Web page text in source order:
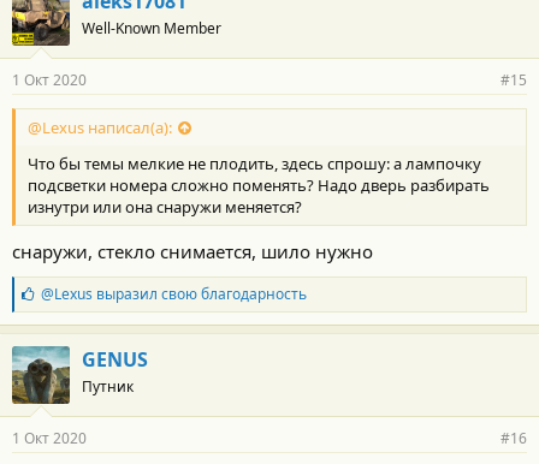
Well-Known Member
1 Окт 2020 #15
@Lexus написал(а):
Что бы темы мелкие не плодить, здесь спрошу: а лампочку
подсветки номера сложно поменять? Надо дверь разбирать
изнутри или она снаружи меняется?
снаружи, стекло снимается, шило нужно
Б
л
а
г
о
д
а
н
@Lexus выразил свою благодарность
GENUS
Путник
1 Окт 2020 #16